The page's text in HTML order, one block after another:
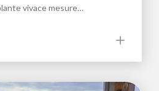
vivace mesure…